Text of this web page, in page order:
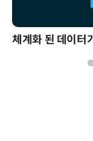
체계화 된 데이터